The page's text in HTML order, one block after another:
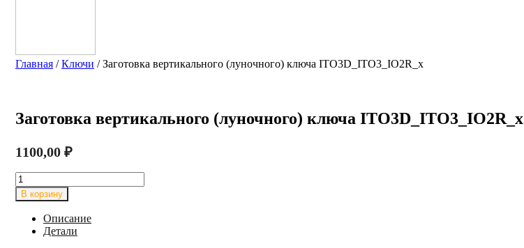
Главная /Ключи / Заготовка вертикального (луночного) ключа ITO3D_ITO3_IO2R_x
Заготовка вертикального (луночного) ключа ITO3D_ITO3_IO2R_x
1100,00 ₽
Количество
товара
Заготовка
вертикального
(луночного)
ключа
В корзину
Описание
Детали